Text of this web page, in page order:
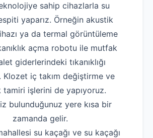
sahip cihazlarla su
yaparız. Örneğin akustik
ya da termal görüntüleme
açma robotu ile mutfak
giderlerindeki tıkanıklığı
Klozet iç takım değiştirme ve
tamiri işlerini de yapıyoruz.
bulunduğunuz yere kısa bir
zamanda gelir.
su kaçağı ve su kaçağı